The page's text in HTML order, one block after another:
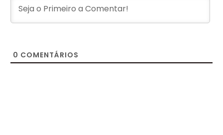
0 COMENTÁRIOS